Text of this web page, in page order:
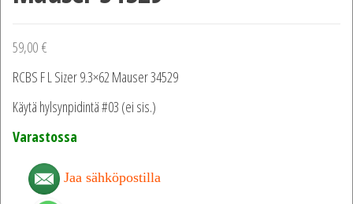
59,00 €
RCBS F L Sizer 9.3×62 Mauser 34529
Käytä hylsynpidintä #03 (ei sis.)
Varastossa
Jaa sähköpostilla